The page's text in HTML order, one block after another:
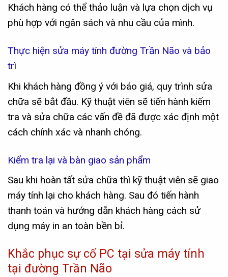
Khách hàng có thể thảo luận và lựa chọn dịch vụ
phù hợp với ngân sách và nhu cầu của mình.
Thực hiện sửa máy tính đường Trần Não và bảo
trì
Khi khách hàng đồng ý với báo giá, quy trình sửa
chữa sẽ bắt đầu. Kỹ thuật viên sẽ tiến hành kiểm
tra và sửa chữa các vấn đề đã được xác định một
cách chính xác và nhanh chóng.
Kiểm tra lại và bàn giao sản phẩm
Sau khi hoàn tất sửa chữa thì kỹ thuật viên sẽ giao
máy tính lại cho khách hàng. Sau đó tiến hành
thanh toán và hướng dẫn khách hàng cách sử
dụng máy in an toàn bền bỉ.
Khắc phục sự cố PC tại sửa máy tính
tại đường Trần Não